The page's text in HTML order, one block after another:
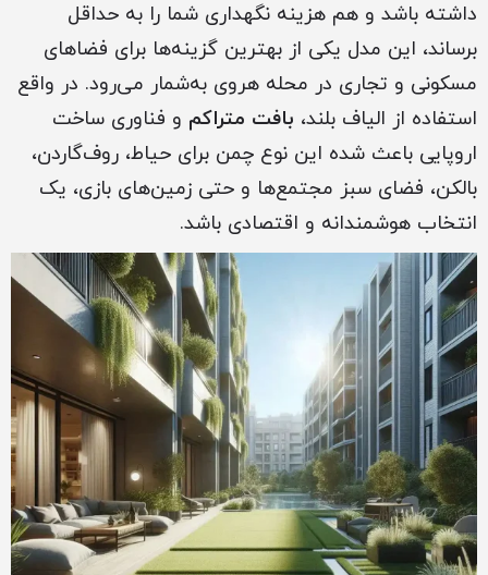
داشته باشد و هم هزینه نگهداری شما را به حداقل
برساند، این مدل یکی از بهترین گزینه‌ها برای فضاهای
مسکونی و تجاری در محله هروی به‌شمار می‌رود. در واقع
استفاده از الیاف بلند، بافت متراکم و فناوری ساخت
اروپایی باعث شده این نوع چمن برای حیاط، روف‌گاردن،
بالکن، فضای سبز مجتمع‌ها و حتی زمین‌های بازی، یک
انتخاب هوشمندانه و اقتصادی باشد.